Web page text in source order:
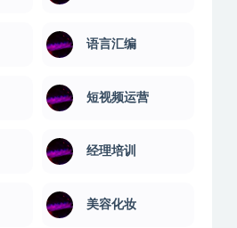
语言汇编
短视频运营
经理培训
美容化妆